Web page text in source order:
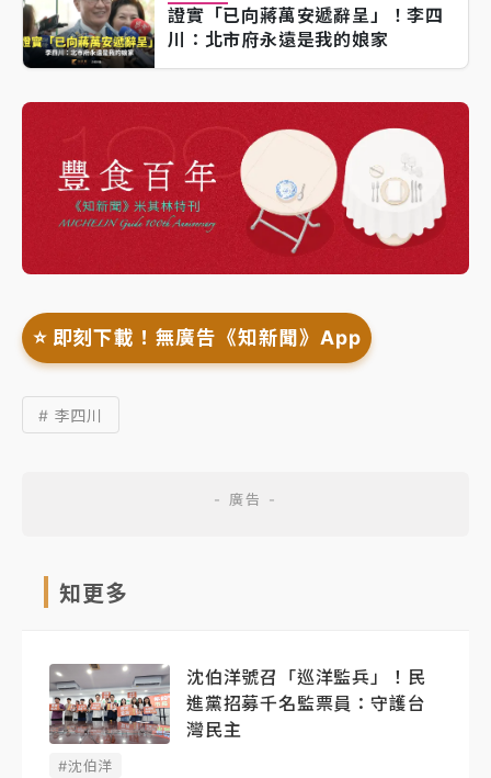
證實「已向蔣萬安遞辭呈」！李四
川：北市府永遠是我的娘家
⭐️ 即刻下載！無廣告《知新聞》App
# 李四川
知更多
沈伯洋號召「巡洋監兵」！民
進黨招募千名監票員：守護台
灣民主
#沈伯洋